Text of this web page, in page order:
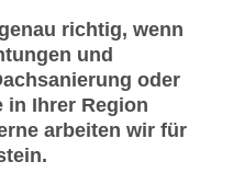
richtig, wenn
und
oder
in Ihrer Region
arbeiten wir für